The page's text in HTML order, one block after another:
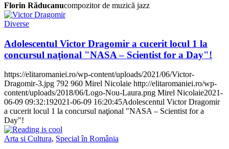
Florin Răducanucompozitor de muzică jazz
Diverse
Adolescentul Victor Dragomir a cucerit locul 1 la
concursul naţional "NASA – Scientist for a Day"!
https://elitaromaniei.ro/wp-content/uploads/2021/06/Victor-
Dragomir-3.jpg 792 960 Mirel Nicolaie http://elitaromaniei.ro/wp-
content/uploads/2018/06/Logo-Nou-Laura.png Mirel Nicolaie2021-
06-09 09:32:192021-06-09 16:20:45Adolescentul Victor Dragomir
a cucerit locul 1 la concursul naţional "NASA – Scientist for a
Day"!
Arta si Cultura, Special în România